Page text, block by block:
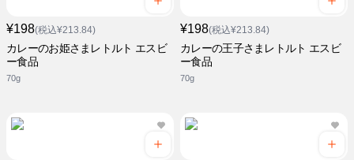
¥198(税込¥213.84)
カレーのお姫さまレトルト エスビ
ー食品
70g
¥198(税込¥213.84)
カレーの王子さまレトルト エスビ
ー食品
70g